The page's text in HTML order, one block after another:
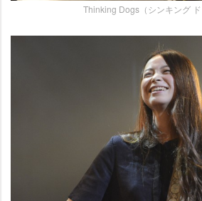
Thinking Dogs（シンキング ド